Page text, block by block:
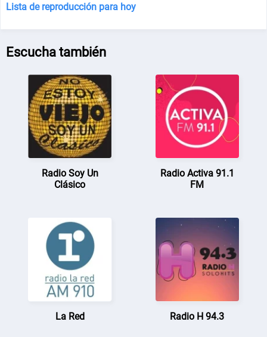
Lista de reproducción para hoy
Escucha también
Radio Soy Un
Clásico
Radio Activa 91.1
FM
La Red Radio H 94.3